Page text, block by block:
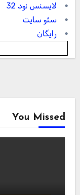
لایسنس نود 32
سئو سایت
رایگان
You Missed